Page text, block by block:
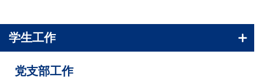
首页 - 学生工作
学生工作
党支部工作